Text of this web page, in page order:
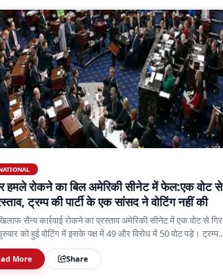
हमले रोकने का बिल अमेरिकी सीनेट में फेल:एक वोट से
ट्रम्प की पार्टी के एक सांसद ने वोटिंग नहीं की
सैन्य कार्रवाई रोकने का प्रस्ताव अमेरिकी सीनेट में एक वोट से गिर
को हुई वोटिंग में इसके पक्ष में 49 और विरोध में 50 वोट पड़े। ट्रम्प
के एक सांसद डेव मैककॉर्मिक वोटिंग में शामिल नहीं हुए।
More Share